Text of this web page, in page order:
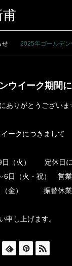
せ 2025年ゴールデ
ウイーク期間
ありがとうございま
ークにつきまして
日（火） 定休日
6日（火・祝） 営
（金） 振替休業
申し上げます。